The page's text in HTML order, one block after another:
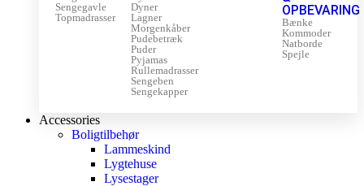
Sengegavle
Topmadrasser
Dyner
Lagner
Morgenkåber
Pudebetræk
Puder
Pyjamas
Rullemadrasser
Sengeben
Sengekapper
OPBEVARING
Bænke
Kommoder
Natborde
Spejle
Accessories
Boligtilbehør
Lammeskind
Lygtehuse
Lysestager